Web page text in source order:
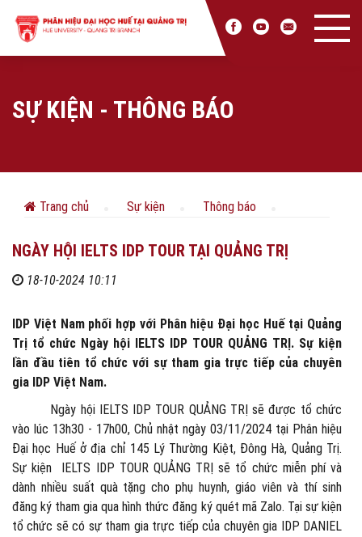
SỰ KIỆN - THÔNG BÁO
Trang chủ Sự kiện Thông báo
NGÀY HỘI IELTS IDP TOUR TẠI QUẢNG TRỊ
18-10-2024 10:11
IDP Việt Nam phối hợp với Phân hiệu Đại học Huế tại Quảng
Trị tổ chức Ngày hội IELTS IDP TOUR QUẢNG TRỊ. Sự kiện
lần đầu tiên tổ chức với sự tham gia trực tiếp của chuyên
gia IDP Việt Nam.
Ngày hội IELTS IDP TOUR QUẢNG TRỊ sẽ được tổ chức
vào lúc 13h30 - 17h00, Chủ nhật ngày 03/11/2024 tại Phân hiệu
Đại học Huế ở địa chỉ 145 Lý Thường Kiệt, Đông Hà, Quảng Trị.
Sự kiện IELTS IDP TOUR QUẢNG TRỊ sẽ tổ chức miễn phí và
dành nhiều suất quà tặng cho phụ huynh, giáo viên và thí sinh
đăng ký tham gia qua hình thức đăng ký quét mã Zalo. Tại sự kiện
tổ chức sẽ có sự tham gia trực tiếp của chuyên gia IDP DANIEL